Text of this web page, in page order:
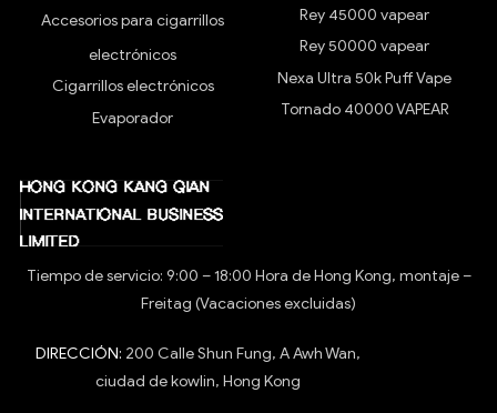
Accesorios para cigarrillos
electrónicos
Cigarrillos electrónicos
Evaporador
Rey 45000 vapear
Rey 50000 vapear
Nexa Ultra 50k Puff Vape
Tornado 40000 VAPEAR
Tiempo de servicio: 9:00 – 18:00 Hora de Hong Kong, montaje –
Freitag (Vacaciones excluidas)
DIRECCIÓN: 200 Calle Shun Fung, A Awh Wan,
ciudad de kowlin, Hong Kong